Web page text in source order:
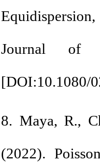
Journal of
[DOI:10.1080/
8. Maya‎, ‎R‎.,
(2022).